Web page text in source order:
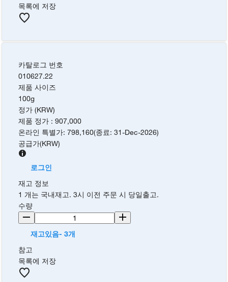
목록에 저장
카탈로그 번호
010627.22
제품 사이즈
100g
정가 (KRW)
제품 정가 :907,000
온라인 특별가:798,160(종료:31-Dec-2026)
공급가(KRW)
로그인
재고 정보
1 개는 국내재고. 3시 이전 주문 시 당일출고.
수량
재고있음- 3개
참고
목록에 저장